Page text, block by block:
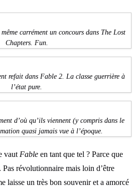
carrément un concours dans The Lost
Chapters. Fun.
refait dans Fable 2. La classe guerrière à
l’état pure.
d’où qu’ils viennent (y compris dans le
quasi jamais vue à l’époque.
vaut Fable en tant que tel ? Parce que
Pas révolutionnaire mais loin d’être
laisse un très bon souvenir et a amorcé